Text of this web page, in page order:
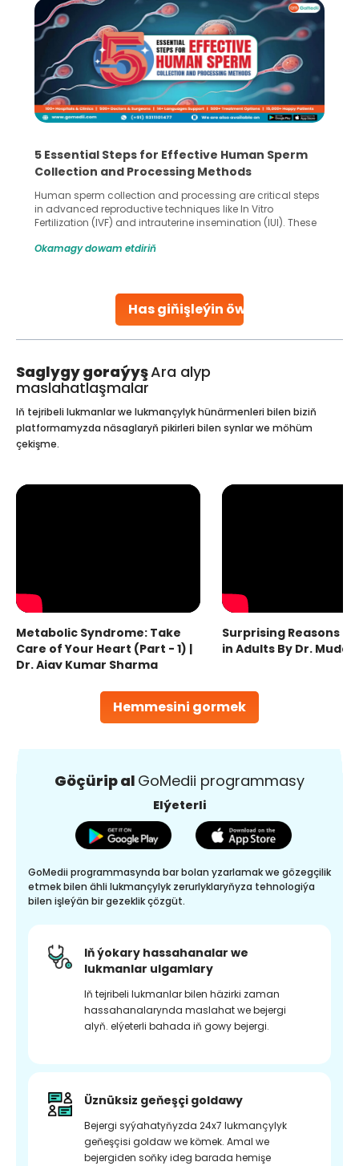
Has giňişleýin öwreniň
5 Essential Steps for Effective Human Sperm
Collection and Processing Methods
Human sperm collection and processing are critical steps
in advanced reproductive techniques like In Vitro
Fertilization (IVF) and intrauterine insemination (IUI). These
challenges and help couples achieve their dream of
collected, they process the
Okamagy dowam etdiriň
Saglygy goraýyşAra alyp
maslahatlaşmalar
Hemmesini gormek
Iň tejribeli lukmanlar we lukmançylyk hünärmenleri bilen biziň
platformamyzda näsaglaryň pikirleri bilen synlar we möhüm
çekişme.
Metabolic Syndrome: Take
Care of Your Heart (Part - 1) |
Dr. Ajay Kumar Sharma
Surprising Reasons
in Adults By Dr.
Göçürip al GoMedii programmasy
Elýeterli
GoMedii programmasynda bar bolan yzarlamak we gözegçilik
etmek bilen ähli lukmançylyk zerurlyklaryňyza tehnologiýa
bilen işleýän bir gezeklik çözgüt.
Iň ýokary hassahanalar we
lukmanlar ulgamlary
Iň tejribeli lukmanlar bilen häzirki zaman
hassahanalarynda maslahat we bejergi
alyň. elýeterli bahada iň gowy bejergi.
Üznüksiz geňeşçi goldawy
Bejergi syýahatyňyzda 24x7 lukmançylyk
geňeşçisi goldaw we kömek. Amal we
bejergiden soňky ideg barada hemişe